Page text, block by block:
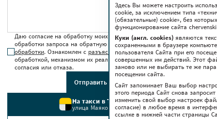
Даю согласие на обработку моих персональных данных для
обработки запроса на обратную связь в соответствии сусловиями
обработки. Ознакомлен с разъяснением прав, связанных с
обработкой, механизмом их реализации, последствиями дачи
согласия или отказа.
Отправить сообщение
На такси в ТРЦ Червенский
улица Маяковского, 6
Здесь Вы можете настроить
cookie, за исключением типа
(обязательные) cookie», без
функционирование сайта
Куки (англ. cookies) являются
сохраненными в браузере
пользователя Сайта при его
совершенных им действий. Этот
заново или не выбирать те же
посещении сайта.
Сайт запоминает Ваш выбор
этого периода Сайт снова
изменить свой выбор настроек
согласие) в любое время в
ссылке в нижней части страницы